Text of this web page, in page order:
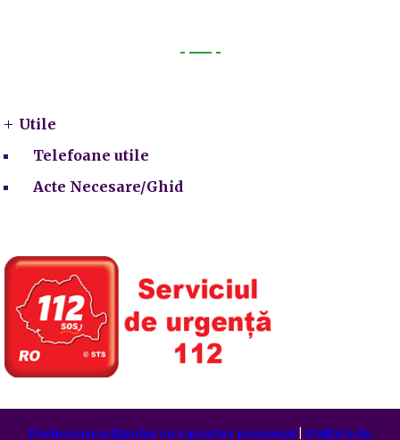
Utile
Telefoane utile
Acte Necesare/Ghid
Prelucrarea datelor cu caracter personal| Politica de